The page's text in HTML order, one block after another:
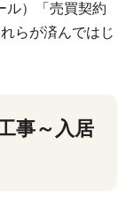
ル）「売買契約
らが済んではじ
事～入居